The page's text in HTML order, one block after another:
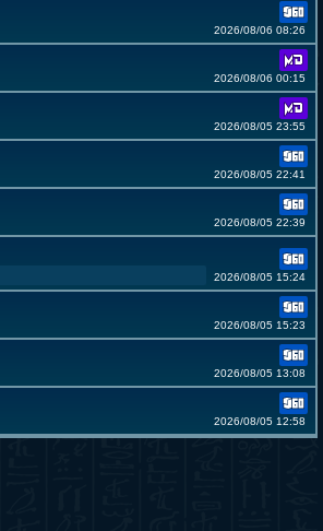
2026/08/06 08:26
2026/08/06 00:15
2026/08/05 23:55
2026/08/05 22:41
2026/08/05 22:39
2026/08/05 15:24
2026/08/05 15:23
2026/08/05 13:08
2026/08/05 12:58